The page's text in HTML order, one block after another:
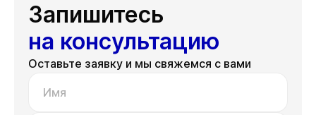
Запишитесь
на консультацию
Оставьте заявку и мы свяжемся с вами
Имя